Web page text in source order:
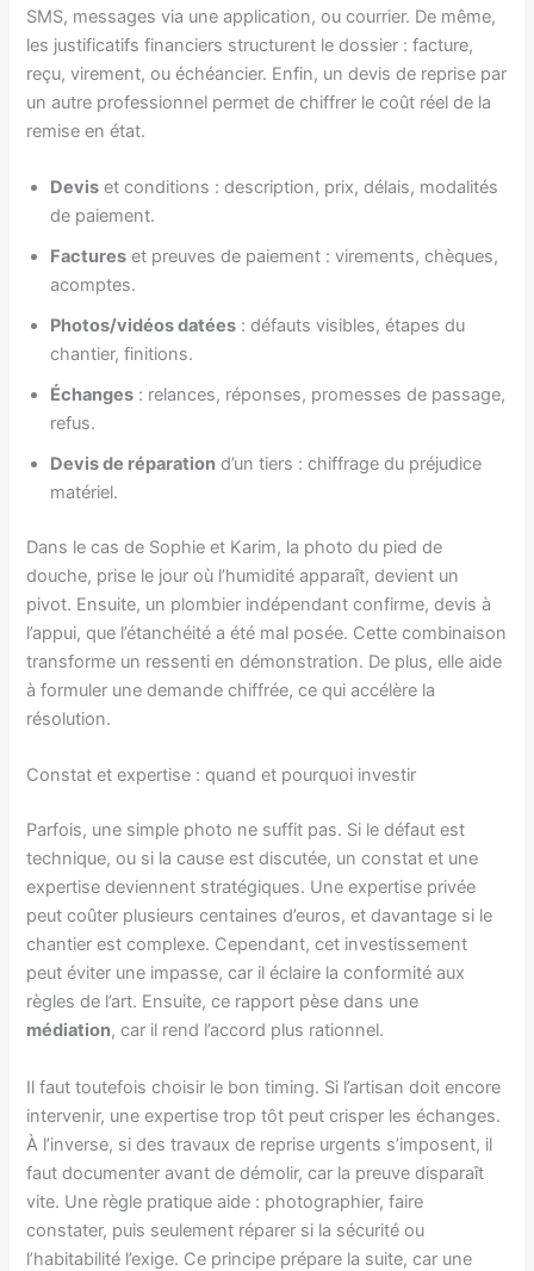
SMS, messages via une application, ou courrier. De même,
les justificatifs financiers structurent le dossier : facture,
reçu, virement, ou échéancier. Enfin, un devis de reprise par
un autre professionnel permet de chiffrer le coût réel de la
remise en état.
Devis et conditions : description, prix, délais, modalités
de paiement.
Factures et preuves de paiement : virements, chèques,
acomptes.
Photos/vidéos datées : défauts visibles, étapes du
chantier, finitions.
Échanges : relances, réponses, promesses de passage,
refus.
Devis de réparation d’un tiers : chiffrage du préjudice
matériel.
Dans le cas de Sophie et Karim, la photo du pied de
douche, prise le jour où l’humidité apparaît, devient un
pivot. Ensuite, un plombier indépendant confirme, devis à
l’appui, que l’étanchéité a été mal posée. Cette combinaison
transforme un ressenti en démonstration. De plus, elle aide
à formuler une demande chiffrée, ce qui accélère la
résolution.
Constat et expertise : quand et pourquoi investir
Parfois, une simple photo ne suffit pas. Si le défaut est
technique, ou si la cause est discutée, un constat et une
expertise deviennent stratégiques. Une expertise privée
peut coûter plusieurs centaines d’euros, et davantage si le
chantier est complexe. Cependant, cet investissement
peut éviter une impasse, car il éclaire la conformité aux
règles de l’art. Ensuite, ce rapport pèse dans une
médiation, car il rend l’accord plus rationnel.
Il faut toutefois choisir le bon timing. Si l’artisan doit encore
intervenir, une expertise trop tôt peut crisper les échanges.
À l’inverse, si des travaux de reprise urgents s’imposent, il
faut documenter avant de démolir, car la preuve disparaît
vite. Une règle pratique aide : photographier, faire
constater, puis seulement réparer si la sécurité ou
l’habitabilité l’exige. Ce principe prépare la suite, car une